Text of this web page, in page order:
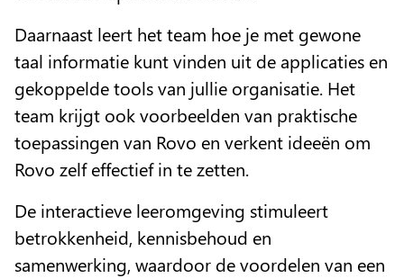
Daarnaast leert het team hoe je met gewone
taal informatie kunt vinden uit de applicaties en
gekoppelde tools van jullie organisatie. Het
team krijgt ook voorbeelden van praktische
toepassingen van Rovo en verkent ideeën om
Rovo zelf effectief in te zetten.
De interactieve leeromgeving stimuleert
betrokkenheid, kennisbehoud en
samenwerking, waardoor de voordelen van een